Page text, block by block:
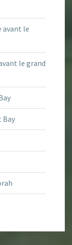
avant le
le grand
Bay